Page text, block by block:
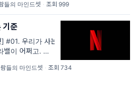
다. 블로그나
유
들의 마인드셋 · 조회 999
준
#01. 우리가 사는
이 어쩌고. 문제
제는 "커리어, 성
들의 마인드셋 · 조회 734